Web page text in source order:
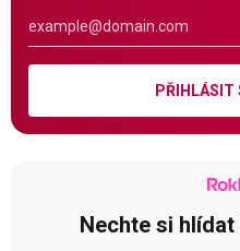
PŘIHLÁSIT
Nechte si